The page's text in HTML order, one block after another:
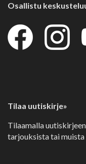
Osallistu
Tilaa uutiskirje»
Tilaamalla
tarjouksista tai muista